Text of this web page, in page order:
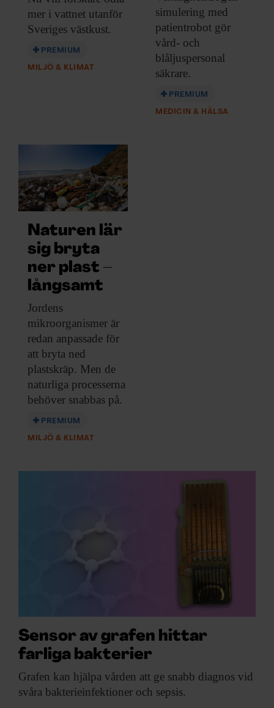
OM F&F
mer i vattnet utanför
Sveriges västkust.
PREMIUM
MILJÖ & KLIMAT
simulering med
patientrobot gör
vård- och
blåljuspersonal
säkrare.
PREMIUM
MEDICIN & HÄLSA
Naturen lär
sig bryta
ner plast –
långsamt
Jordens
mikroorganismer är
redan anpassade för
att bryta ned
plastskräp. Men de
naturliga processerna
behöver snabbas på.
PREMIUM
MILJÖ & KLIMAT
Sensor av grafen hittar
farliga bakterier
Grafen kan hjälpa vården att ge snabb diagnos vid
svåra bakterieinfektioner och sepsis.